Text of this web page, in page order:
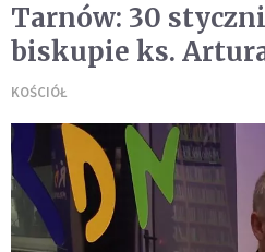
Tarnów: 30
biskupie ks.
KOŚCIÓŁ